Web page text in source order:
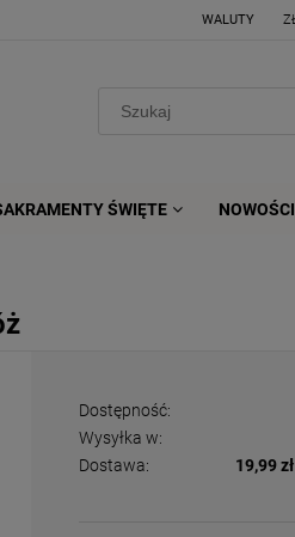
WALUTY
ŚWIĘTE NOWOŚCI
Dostępność:
Wysyłka w:
Dostawa:
19,99 zł